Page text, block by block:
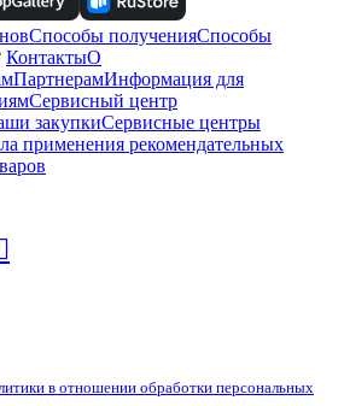
Способы полученияСпособы
КонтактыО
ПартнерамИнформация для
Сервисный центр
закупкиСервисные центры
применения рекомендательных
в отношении обработки персональных